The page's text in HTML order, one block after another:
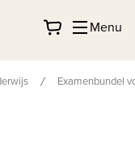
Menu
Examenbundel